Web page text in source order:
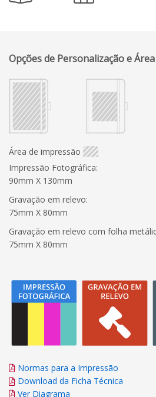
Opções de Personalização e
Área de impressão
Impressão Fotográfica:
90mm X 130mm
Gravação em relevo:
75mm X 80mm
Gravação em relevo com folha
75mm X 80mm
Normas para a Impressão
Download da Ficha Técnica
Ver Diagrama